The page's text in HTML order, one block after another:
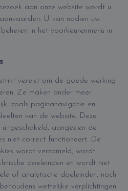
aan onze website wordt u
U kan nadien uw
in het voorkeurenmenu in
vereist om de goede werking
Ze maken onder meer
zoals paginanavigatie en
van de website. Deze
aangezien de
niet correct functioneert. De
wordt verzameld, wordt
doeleinden en wordt niet
of analytische doeleinden, noch
wettelijke verplichtingen.